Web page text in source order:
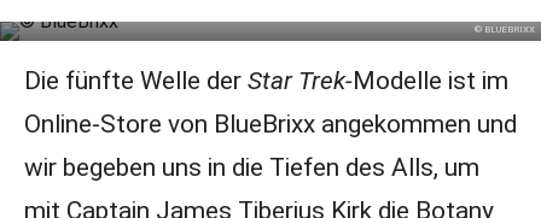
© BLUEBRIXX
Die fünfte Welle der Star Trek-Modelle ist im
Online-Store von BlueBrixx angekommen und
wir begeben uns in die Tiefen des Alls, um
mit Captain James Tiberius Kirk die Botany